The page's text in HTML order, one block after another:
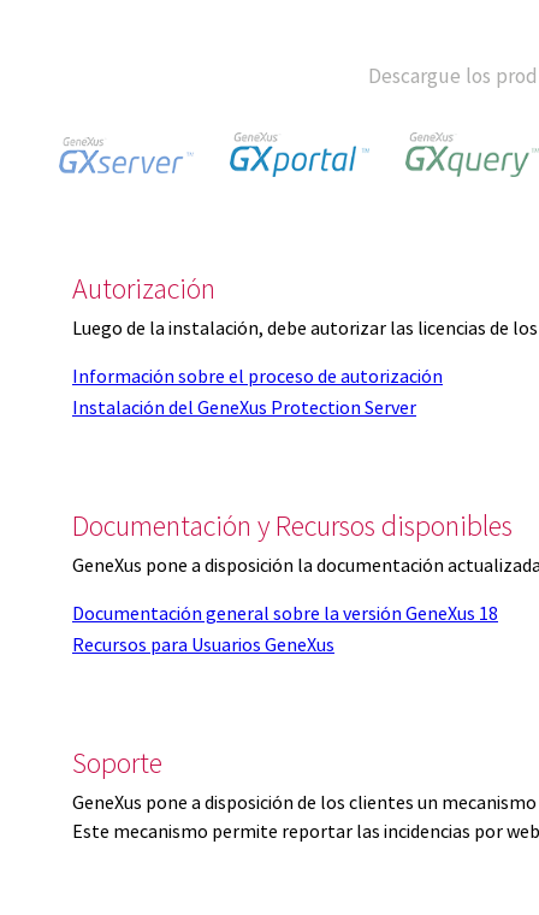
Descargue los
Autorización
Luego de la instalación, debe autorizar las licencias de
Información sobre el proceso de autorización
Instalación del GeneXus Protection Server
Documentación y Recursos disponibles
GeneXus pone a disposición la documentación
Documentación general sobre la versión GeneXus 18
Recursos para Usuarios GeneXus
Soporte
GeneXus pone a disposición de los clientes un
Este mecanismo permite reportar las incidencias por